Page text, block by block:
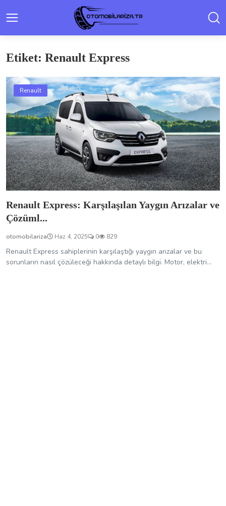
Etiket: Renault Express
Renault
Renault Express: Karşılaşılan Yaygın Arızalar ve
Çözüml...
otomobilariza Haz 4, 2025 0 829
Renault Express sahiplerinin karşılaştığı yaygın arızalar ve bu
sorunların nasıl çözüleceği hakkında detaylı bilgi. Motor, elektri...